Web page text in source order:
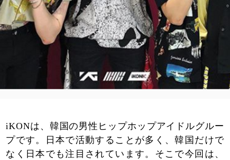
iKONは、韓国の男性ヒップホップアイドルグルー
プです。日本で活動することが多く、韓国だけで
なく日本でも注目されています。そこで今回は、